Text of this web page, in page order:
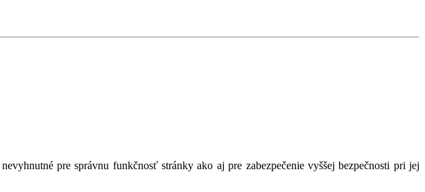
pre správnu funkčnosť stránky ako aj pre zabezpečenie vyššej bezpečnosti pri jej